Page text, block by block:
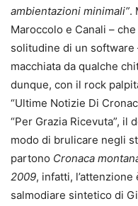
ambientazioni minimali”.
Maroccolo e Canali –
solitudine di un software
macchiata da qualche
dunque, con il rock
“Ultime Notizie Di
“Per Grazia Ricevuta”, il
modo di brulicare negli
partono Cronaca
2009, infatti,
salmodiare sintetico di